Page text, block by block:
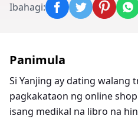
Ibahagi:
Panimula
Si Yanjing ay dating walang
pagkakataon ng online
isang medikal na libro na